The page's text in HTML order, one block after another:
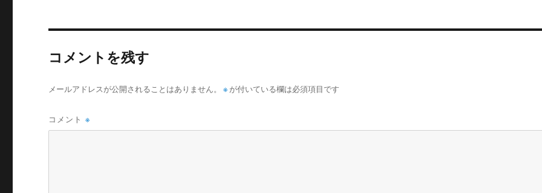
コメントを残す
メールアドレスが公開されることはありません。 ※ が付いている欄は必須項目です
コメント※